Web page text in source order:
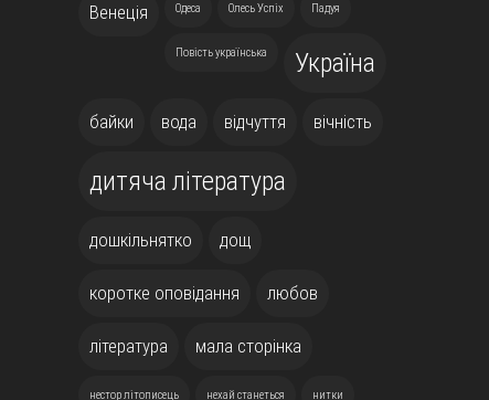
Венеція Одеса Олесь Успіх Падуя
Повість українська Україна
байки вода відчуття вічність
дитяча література
дошкільнятко дощ
коротке оповідання любов
література мала сторінка
нестор літописець нехай станеться нитки